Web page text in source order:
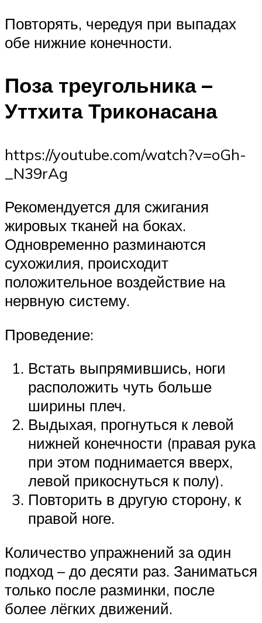
Повторять, чередуя при выпадах
обе нижние конечности.
Поза треугольника –
Уттхита Триконасана
https://youtube.com/watch?v=oGh-
_N39rAg
Рекомендуется для сжигания
жировых тканей на боках.
Одновременно разминаются
сухожилия, происходит
положительное воздействие на
нервную систему.
Проведение:
Встать выпрямившись, ноги
расположить чуть больше
ширины плеч.
Выдыхая, прогнуться к левой
нижней конечности (правая рука
при этом поднимается вверх,
левой прикоснуться к полу).
Повторить в другую сторону, к
правой ноге.
Количество упражнений за один
подход – до десяти раз. Заниматься
только после разминки, после
более лёгких движений.